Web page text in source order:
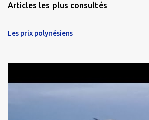
Articles les plus consultés
Les prix polynésiens